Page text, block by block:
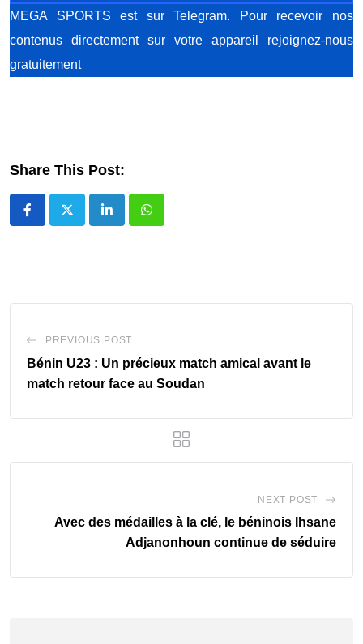
MEGA SPORTS est sur Telegram. Pour recevoir nos
contenus directement sur votre appareil rejoignez-nous
gratuitement
Share This Post:
LinkedIn Whatsapp
PREVIOUS POST
Bénin U23 : Un précieux match amical avant le
match retour face au Soudan
NEXT POST
Avec des médailles à la clé, le béninois Ihsane
Adjanonhoun continue de séduire